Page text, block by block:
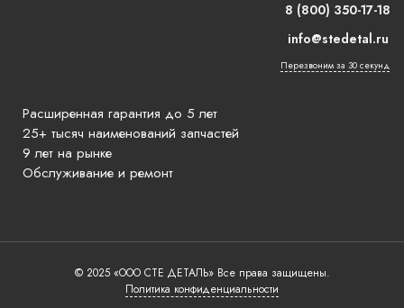
8 (800) 350-17-18
info@stedetal.ru
Перезвоним за 30 секунд
Расширенная гарантия до 5 лет
25+ тысяч наименований запчастей
9 лет на рынке
Обслуживание и ремонт
© 2025 «ООО СТЕ ДЕТАЛЬ» Все права защищены.
Политика конфиденциальности